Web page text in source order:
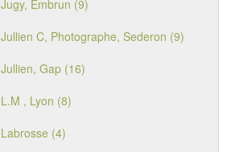
Jugy, Embrun (9)
Jullien C, Photographe, Sederon (9)
Jullien, Gap (16)
L.M , Lyon (8)
Labrosse (4)